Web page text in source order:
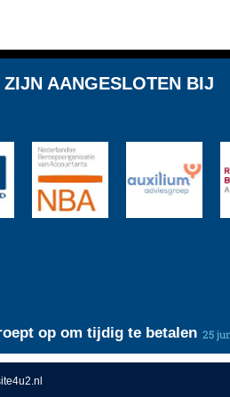
AANGESLOTEN BIJ
om tijdig te betalen 25 juni 2026